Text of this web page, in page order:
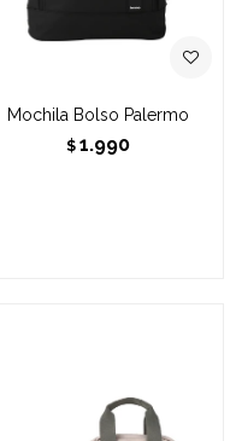
Mochila Bolso Palermo
$ 1.990